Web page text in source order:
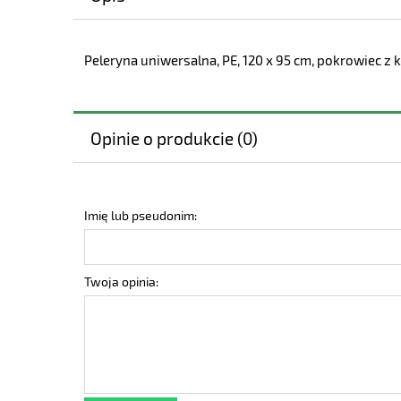
Peleryna uniwersalna, PE, 120 x 95 cm, pokrowiec z
Opinie o produkcie (0)
Imię lub pseudonim:
Twoja opinia: